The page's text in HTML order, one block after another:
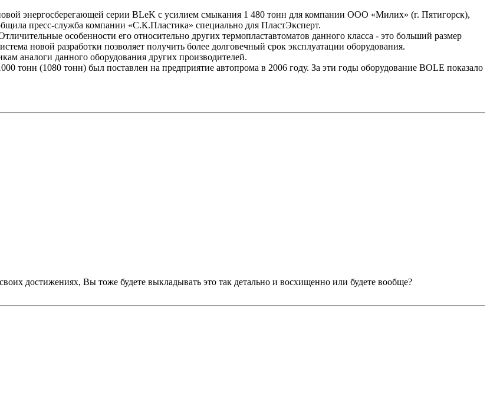
энергосберегающей серии BLeK с усилием смыкания 1 480 тонн для компании ООО «Милих» (г. Пятигорск),
пресс-служба компании «С.К.Пластика» специально для ПластЭксперт.
особенности его относительно других термопластавтоматов данного класса - это больший размер
новой разработки позволяет получить более долговечный срок эксплуатации оборудования.
аналоги данного оборудования других производителей.
тонн (1080 тонн) был поставлен на предприятие автопрома в 2006 году. За эти годы оборудование BOLE показало
достижениях, Вы тоже будете выкладывать это так детально и восхищенно или будете вообще?